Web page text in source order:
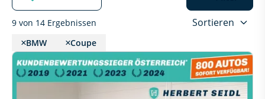
9 von 14 Ergebnissen Sortieren
BMW Coupe